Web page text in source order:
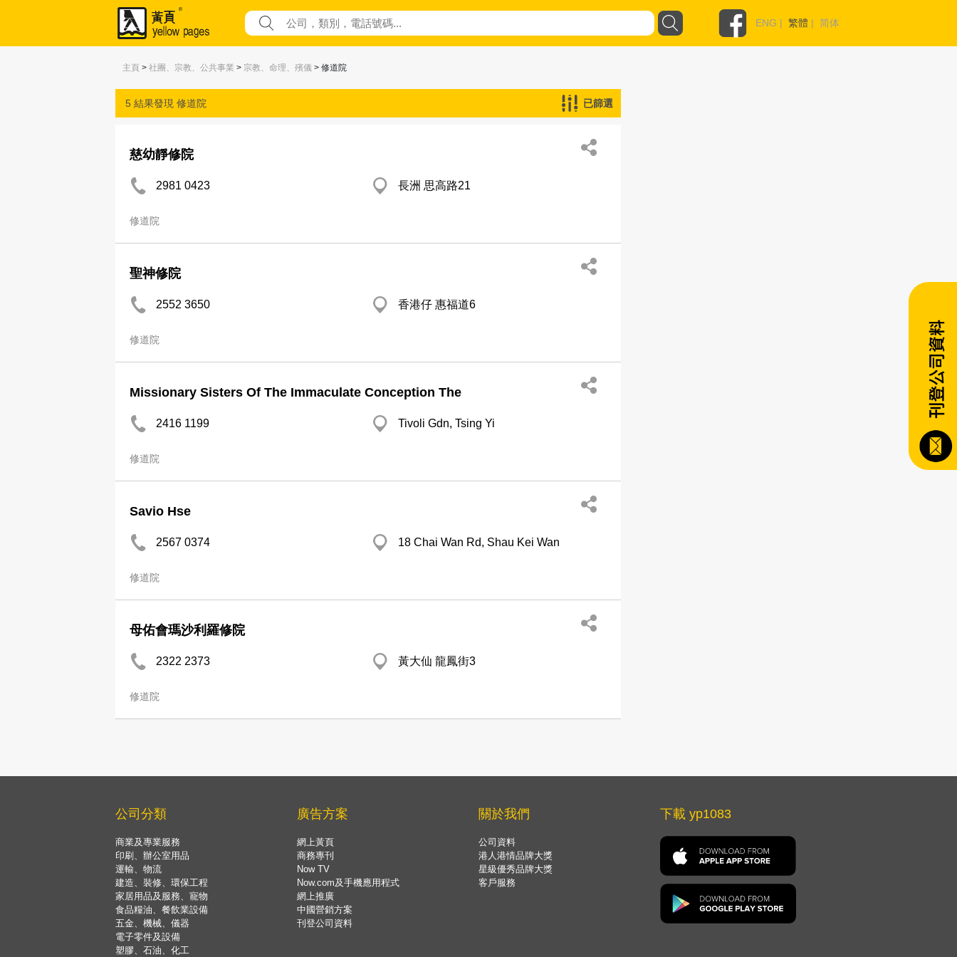
ENG | 繁體 | 简体
主頁 > 社團、宗教、公共事業 > 宗教、命理、殯儀 > 修道院
5 結果發現 修道院 已篩選
慈幼靜修院
2981 0423 長洲 思高路21
修道院
聖神修院
2552 3650 香港仔 惠福道6
修道院
Missionary Sisters Of The Immaculate Conception The
2416 1199 Tivoli Gdn, Tsing Yi
修道院
Savio Hse
2567 0374 18 Chai Wan Rd, Shau Kei Wan
修道院
母佑會瑪沙利羅修院
2322 2373 黃大仙 龍鳳街3
修道院
公司分類
商業及專業服務
印刷、辦公室用品
運輸、物流
建造、裝修、環保工程
家居用品及服務、寵物
食品糧油、餐飲業設備
五金、機械、儀器
電子零件及設備
塑膠、石油、化工
廣告方案
網上黃頁
商務專刊
Now TV
Now.com及手機應用程式
網上推廣
中國營銷方案
刊登公司資料
關於我們
公司資料
港人港情品牌大獎
星級優秀品牌大獎
客戶服務
下載 yp1083